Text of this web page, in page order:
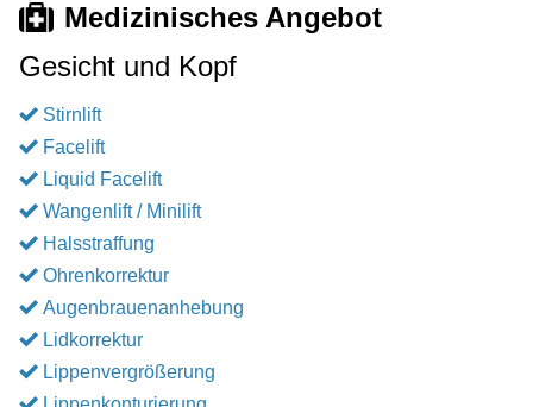
Medizinisches Angebot
Gesicht und Kopf
Stirnlift
Facelift
Liquid Facelift
Wangenlift / Minilift
Halsstraffung
Ohrenkorrektur
Augenbrauenanhebung
Lidkorrektur
Lippenvergrößerung